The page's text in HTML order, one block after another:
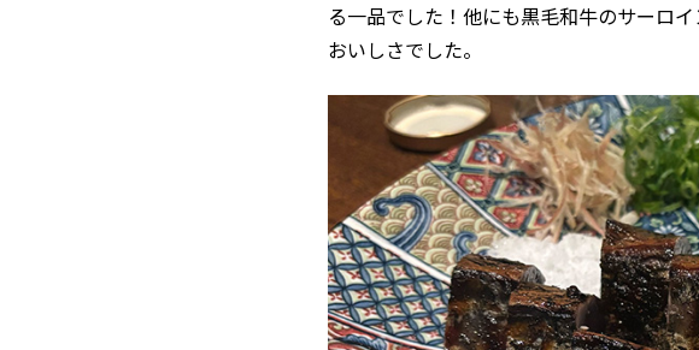
る一品でした！他にも黒毛和牛のサーロ
おいしさでした。